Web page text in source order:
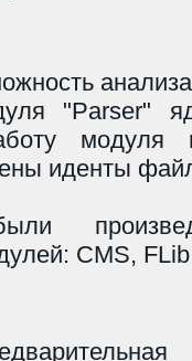
"Parser"
модуля
иденты
CMS,